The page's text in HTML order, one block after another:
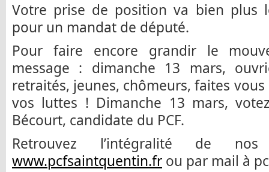
Votre prise de position va bien plus
pour un mandat de député.
Pour faire encore grandir le
message : dimanche 13 mars,
retraités, jeunes, chômeurs, faites
vos luttes ! Dimanche 13 mars,
Bécourt, candidate du PCF.
Retrouvez l’intégralité de
www.pcfsaintquentin.fr ou par mail à